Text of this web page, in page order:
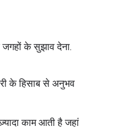
के सुझाव देना.
के हिसाब से अनुभव
काम आती है जहां